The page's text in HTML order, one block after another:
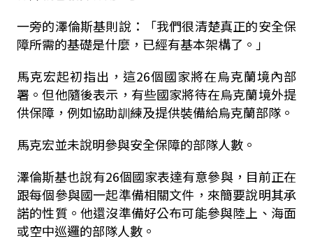
一旁的澤倫斯基則說：「我們很清楚真正的安全保
障所需的基礎是什麼，已經有基本架構了。」
馬克宏起初指出，這26個國家將在烏克蘭境內部
署。但他隨後表示，有些國家將待在烏克蘭境外提
供保障，例如協助訓練及提供裝備給烏克蘭部隊。
馬克宏並未說明參與安全保障的部隊人數。
澤倫斯基也說有26個國家表達有意參與，目前正在
跟每個參與國一起準備相關文件，來簡要說明其承
諾的性質。他還沒準備好公布可能參與陸上、海面
或空中巡邏的部隊人數。